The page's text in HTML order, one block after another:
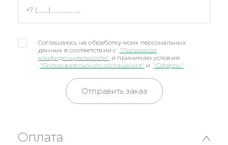
Соглашаюсь на обработку моих персональных
данных в соответствии с "Политикой
конфиденциальности" и принимаю условия
"Пользовательского соглашения" и "Оферты"
Отправить заказ
Оплата